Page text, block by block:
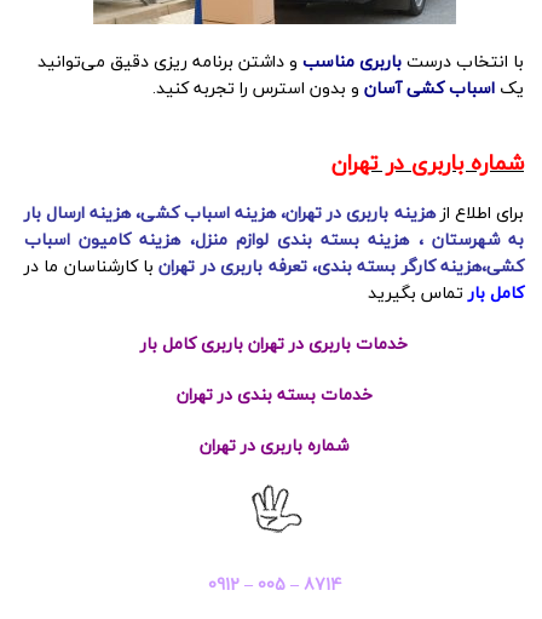
با انتخاب درستباربری مناسب و داشتن برنامه‌ ریزی دقیق می‌توانید
یک اسباب کشی آسان و بدون استرس را تجربه کنید.
شماره باربری در تهران
برای اطلاع ازهزینه باربری در تهران، هزینه اسباب کشی، هزینه ارسال بار
به شهرستان ، هزینه بسته بندی لوازم منزل، هزینه کامیون اسباب
کشی،هزینه کارگر بسته بندی، تعرفه باربری در تهرانبا کارشناسان ما در
کامل بارتماس بگیرید
خدمات باربری در تهران باربری کامل بار
خدمات بسته بندی در تهران
شماره باربری در تهران
0912 – 005 – 8714